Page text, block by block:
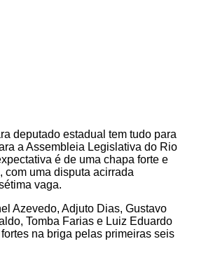
deputado estadual tem tudo para
a Assembleia Legislativa do Rio
é de uma chapa forte e
com uma disputa acirrada
vaga.
Azevedo, Adjuto Dias, Gustavo
Tomba Farias e Luiz Eduardo
na briga pelas primeiras seis